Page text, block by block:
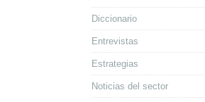
Diccionario
Entrevistas
Estrategias
Noticias del sector